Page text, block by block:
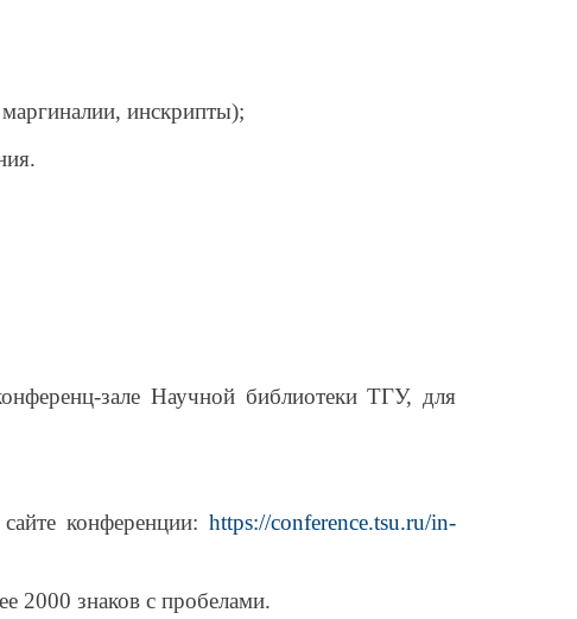
инскрипты);
зале Научной библиотеки ТГУ, для
сайте конференции:https://conference.tsu.ru/in-
2000 знаков с пробелами.